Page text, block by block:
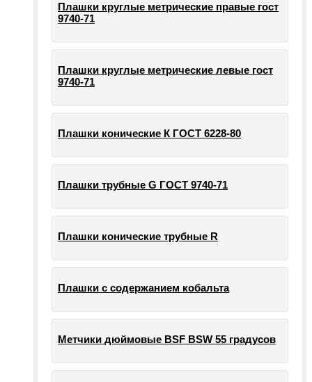
Плашки круглые метрические правые гост
9740-71
Плашки круглые метрические левые гост
9740-71
Плашки конические К ГОСТ 6228-80
Плашки трубные G ГОСТ 9740-71
Плашки конические трубные R
Плашки с содержанием кобальта
Метчики дюймовые BSF BSW 55 градусов